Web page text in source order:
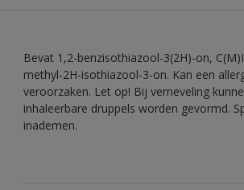
Bevat 1,2-benzisothiazool-3(2H)-on,
methyl-2H-isothiazool-3-on. Kan een
veroorzaken. Let op! Bij verneveling
inhaleerbare druppels worden gevormd.
inademen.